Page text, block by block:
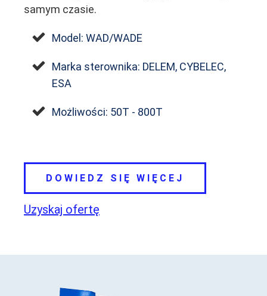
samym czasie.
Model: WAD/WADE
Marka sterownika: DELEM, CYBELEC,
ESA
Możliwości: 50T - 800T
DOWIEDZ SIĘ WIĘCEJ
Uzyskaj ofertę